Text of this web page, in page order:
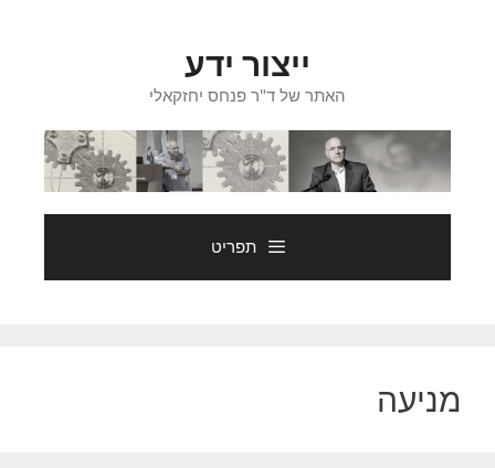
ייצור ידע
האתר של ד"ר פנחס יחזקאלי
תפריט
מניעה